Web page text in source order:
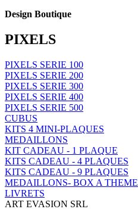
Design Boutique
PIXELS
PIXELS SERIE 100
PIXELS SERIE 200
PIXELS SERIE 300
PIXELS SERIE 400
PIXELS SERIE 500
CUBUS
KITS 4 MINI-PLAQUES
MEDAILLONS
KIT CADEAU - 1 PLAQUE
KITS CADEAU - 4 PLAQUES
KITS CADEAU - 9 PLAQUES
MEDAILLONS- BOX A THEME
LIVRETS
ART EVASION SRL